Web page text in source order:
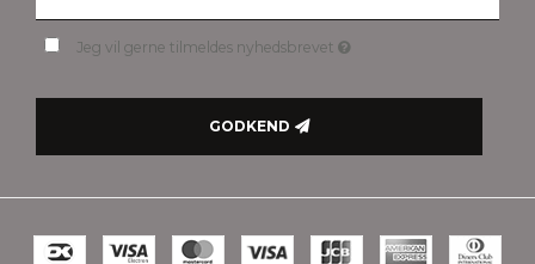
Jeg vil gerne tilmeldes nyhedsbrevet
GODKEND